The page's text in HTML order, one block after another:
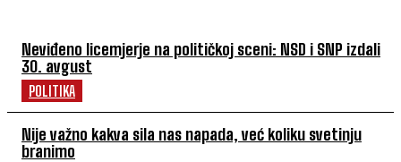
Neviđeno licemjerje na političkoj sceni: NSD i SNP izdali
30. avgust
POLITIKA
Nije važno kakva sila nas napada, već koliku svetinju
branimo